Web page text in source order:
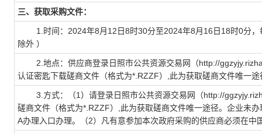
三、获取采购文件：
1.时间：2024年8月12日8时30分至2024年8月16日18时0分，
除外 ）
2.地点：供应商登录日照市公共资源交易网（http://
认证密匙下载磋商文件（格式为*.RZZF）,此为获取磋商文件唯一途
3.方式：（1）请登录日照市公共资源交易网（http://
磋商文件（格式为*.RZZF）,此为获取磋商文件唯一途径。企业未
A办理入口办理。（2）凡有意参加本次政府采购的供应商必须在中